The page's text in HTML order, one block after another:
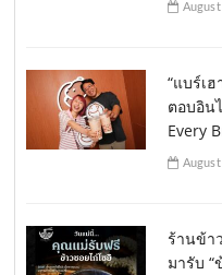
“แบร์เ
ตอบอิน
Every
ร้านข้า
มารับ “